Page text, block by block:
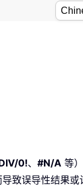
0!、 #N/A 等
致误导性结果或